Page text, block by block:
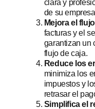
clara y
de su
Mejora el
facturas y el
garantizan un
flujo de caja.
Reduce los
minimiza los
impuestos y
retrasar el
Simplifica el